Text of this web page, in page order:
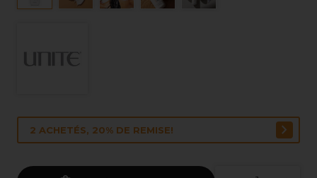
2 ACHETÉS, 20% DE REMISE!